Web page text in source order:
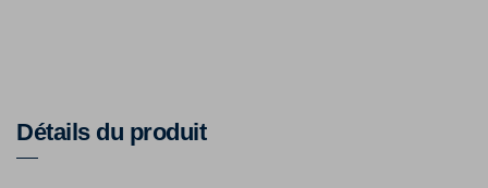
Détails du produit